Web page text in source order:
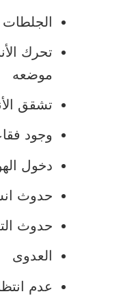
الجلطات
تحرك
موضعه
تشقق
وجود
دخول
حدوث
حدوث
العدوى
عدم